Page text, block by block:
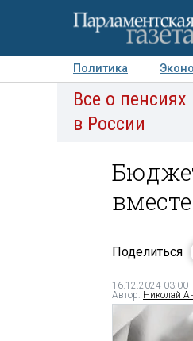
Политика
Авторы Персоны
Все о пенсиях
в России
Поделиться
16.12.2024 03:00
Автор: Николай